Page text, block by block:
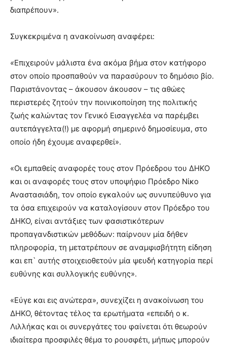
διαπρέπουν».
Συγκεκριμένα η ανακοίνωση αναφέρει:
«Επιχειρούν μάλιστα ένα ακόμα βήμα στον κατήφορο
στον οποίο προσπαθούν να παρασύρουν το δημόσιο βίο.
Παριστάνοντας – άκουσον άκουσον – τις αθώες
περιστερές ζητούν την ποινικοποίηση της πολιτικής
ζωής καλώντας τον Γενικό Εισαγγελέα να παρέμβει
αυτεπάγγελτα(!) με αφορμή σημερινό δημοσίευμα, στο
οποίο ήδη έχουμε αναφερθεί».
«Oι εμπαθείς αναφορές τους στον Πρόεδρου του ΔΗΚΟ
και οι αναφορές τους στον υποψήφιο Πρόεδρο Νίκο
Αναστασιάδη, τον οποίο εγκαλούν ως συνυπεύθυνο για
τα όσα επιχειρούν να καταλογίσουν στον Πρόεδρο του
ΔΗΚΟ, είναι αντάξιες των φασιστικότερων
προπαγανδιστικών μεθόδων: παίρνουν μία δήθεν
πληροφορία, τη μετατρέπουν σε αναμφισβήτητη είδηση
και επ` αυτής στοιχειοθετούν μία ψευδή κατηγορία περί
ευθύνης και συλλογικής ευθύνης».
«Εύγε και εις ανώτερα», συνεχίζει η ανακοίνωση του
ΔΗΚΟ, θέτοντας τέλος τα ερωτήματα «επειδή ο κ.
Λιλλήκας και οι συνεργάτες του φαίνεται ότι θεωρούν
ιδιαίτερα προσφιλές θέμα το ρουσφέτι, μήπως μπορούν